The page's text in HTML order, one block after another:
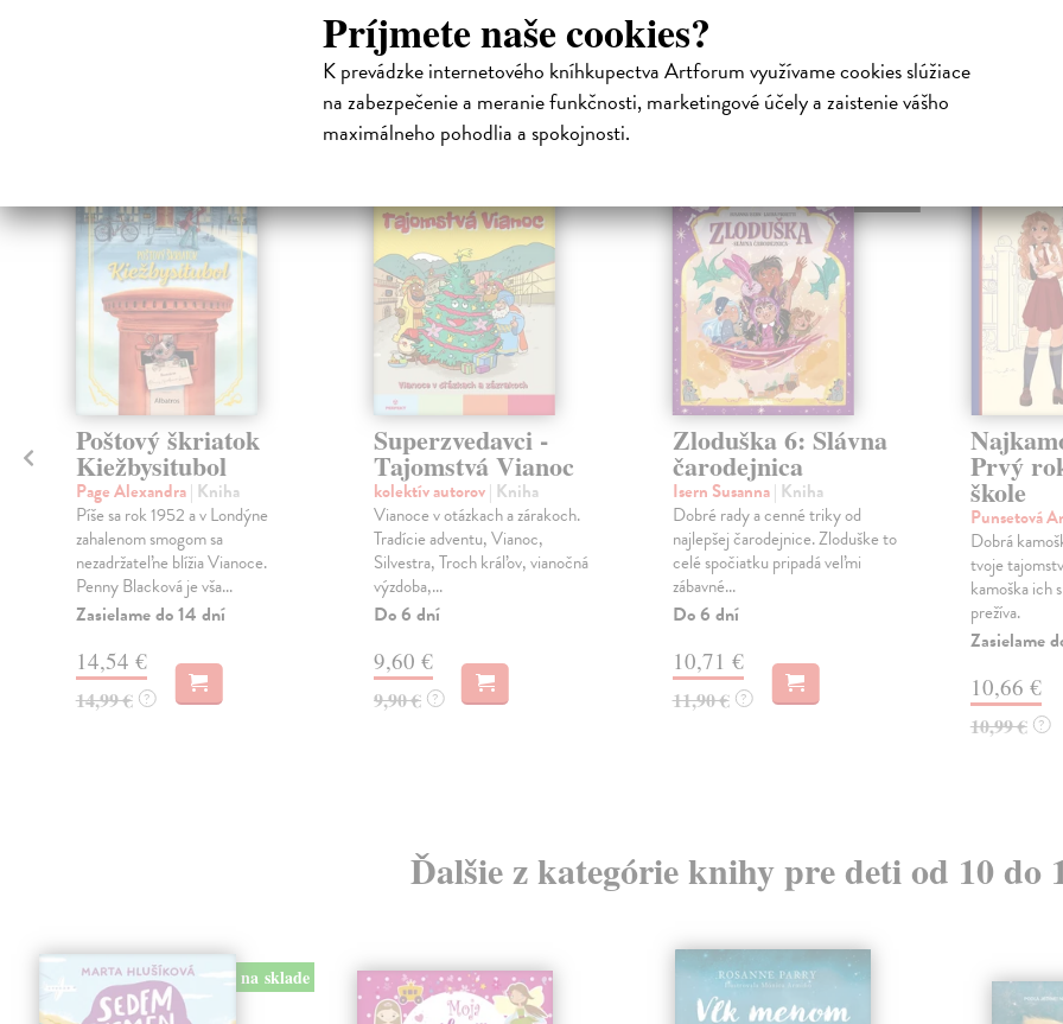
Príjmete naše cookies?
K prevádzke internetového kníhkupectva Artforum využívame cookies slúžiace
na zabezpečenie a meranie funkčnosti, marketingové účely a zaistenie vášho
maximálneho pohodlia a spokojnosti.
Čitatelia s podobným vkusom si
Poštový škriatok
Kiežbysitubol
Page Alexandra| Kniha
Píše sa rok 1952 a v Londýne
zahalenom smogom sa
nezadržateľne blížia Vianoce.
Penny Blacková je vša...
Zasielame do 14 dní
14,54 €
14,99 € ?
Superzvedavci -
Tajomstvá Vianoc
kolektív autorov| Kniha
Vianoce v otázkach a zárakoch.
Tradície adventu, Vianoc,
Silvestra, Troch kráľov, vianočná
výzdoba,...
Do 6 dní
9,60 €
9,90 € ?
Zloduška 6: Slávna
čarodejnica
Isern Susanna| Kniha
Dobré rady a cenné triky od
najlepšej čarodejnice. Zloduške to
celé spočiatku pripadá veľmi
zábavné...
Do 6 dní
10,71 €
11,90 € ?
Prvý
škole
Punsetová
Dobrá
tvoje
kamoška ich
prežíva.
Zasielame
10,66 €
10,99 € ?
Ďalšie z kategórie knihy pre deti od 10 do
na sklade